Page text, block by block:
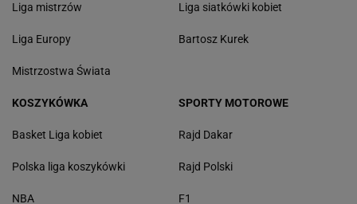
Liga mistrzów
Liga Europy
Mistrzostwa Świata
Liga siatkówki kobiet
Bartosz Kurek
KOSZYKÓWKA
Basket Liga kobiet
Polska liga koszykówki
NBA
SPORTY MOTOROWE
Rajd Dakar
Rajd Polski
F1